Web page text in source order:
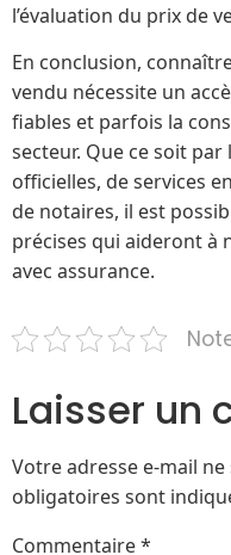
l’évaluation du prix de
En conclusion,
vendu nécessite un
fiables et parfois la
secteur. Que ce soit
officielles, de services
de notaires, il est
précises qui aideront à
avec assurance.
Laisser un
Votre adresse e-mail
obligatoires sont
Commentaire*